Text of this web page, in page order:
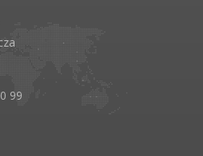
99